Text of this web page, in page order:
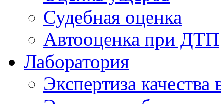
Судебная оценка
Автооценка при ДТП
Лаборатория
Экспертиза качества